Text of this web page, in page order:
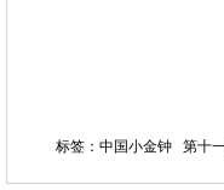
标签：中国小金钟 第十